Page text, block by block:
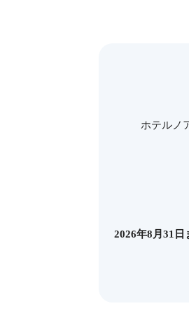
ホテルノ
2026年8月31日